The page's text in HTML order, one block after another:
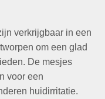
verkrijgbaar in een
om een glad
De mesjes
voor een
huidirritatie.